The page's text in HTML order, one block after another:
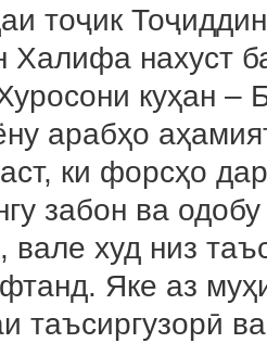
тоҷик
Халифа нахуст
куҳан –
арабҳо
ки форсҳо
забон ва
вале худ низ
Яке аз
таъсиргузорӣ